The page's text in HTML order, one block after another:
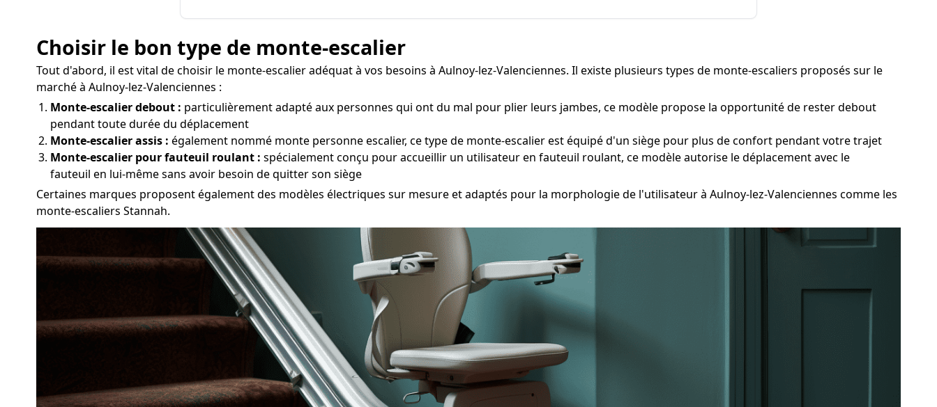
Choisir le bon type de monte-escalier
Tout d'abord, il est vital de choisir le monte-escalier adéquat à vos besoins à Aulnoy-lez-Valenciennes. Il existe plusieurs types de monte-escaliers proposés sur le
marché à Aulnoy-lez-Valenciennes :
Monte-escalier debout : particulièrement adapté aux personnes qui ont du mal pour plier leurs jambes, ce modèle propose la opportunité de rester debout
pendant toute durée du déplacement
Monte-escalier assis : également nommé monte personne escalier, ce type de monte-escalier est équipé d'un siège pour plus de confort pendant votre trajet
Monte-escalier pour fauteuil roulant : spécialement conçu pour accueillir un utilisateur en fauteuil roulant, ce modèle autorise le déplacement avec le
fauteuil en lui-même sans avoir besoin de quitter son siège
Certaines marques proposent également des modèles électriques sur mesure et adaptés pour la morphologie de l'utilisateur à Aulnoy-lez-Valenciennes comme les
monte-escaliers Stannah.